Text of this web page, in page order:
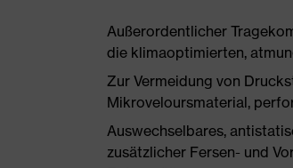
Außerordentlicher
die klimaoptimierten,
Zur Vermeidung von
Mikroveloursmaterial,
Auswechselbares,
zusätzlicher Fersen- und